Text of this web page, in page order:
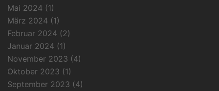
Mai 2024 (1)
März 2024 (1)
Februar 2024 (2)
Januar 2024 (1)
November 2023 (4)
Oktober 2023 (1)
September 2023 (4)